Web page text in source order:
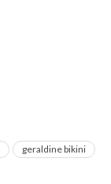
geraldine bikini